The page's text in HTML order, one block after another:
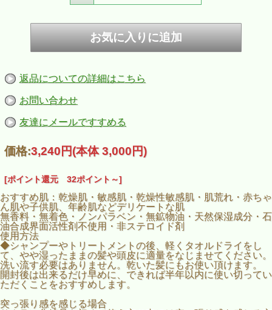
返品についての詳細はこちら
お問い合わせ
友達にメールですすめる
価格:3,240円(本体 3,000円)
[ポイント還元 32ポイント～]
おすすめ肌：乾燥肌・敏感肌・乾燥性敏感肌・肌荒れ・赤ちゃ
ん肌や子供肌、年齢肌などデリケートな肌
無香料・無着色・ノンパラベン・無鉱物油・天然保湿成分・石
油合成界面活性剤不使用・非ステロイド剤
使用方法
◆シャンプーやトリートメントの後、軽くタオルドライをし
て、やや湿ったままの髪や頭皮に適量をなじませてください。
洗い流す必要はありません。乾いた髪にもお使い頂けます。
開封後は出来るだけ早めに、できれば半年以内に使い切ってい
ただくことをおすすめします。
突っ張り感を感じる場合